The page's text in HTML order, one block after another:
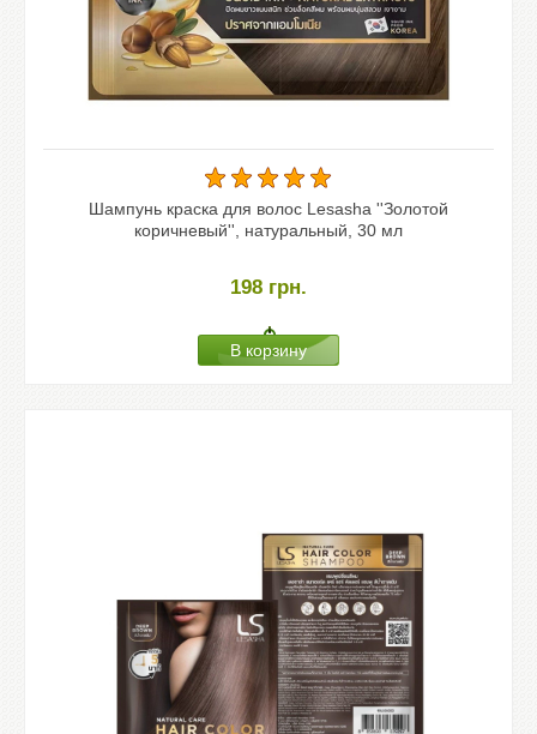
Шампунь краска для волос Lesasha ''Золотой
коричневый'', натуральный, 30 мл
198 грн.